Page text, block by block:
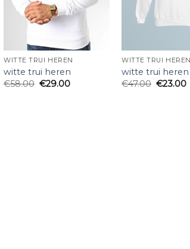
WITTE TRUI HEREN
witte trui heren
€58.00 €29.00
WITTE TRUI HEREN
witte trui heren
€47.00 €23.00